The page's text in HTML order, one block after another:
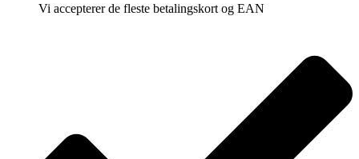
Vi accepterer de fleste betalingskort og EAN